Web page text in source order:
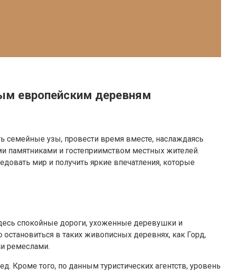
европейским деревням
семейные узы, провести время вместе, наслаждаясь
памятниками и гостеприимством местных жителей.
мир и получить яркие впечатления, которые
спокойные дороги, ухоженные деревушки и
в таких живописных деревнях, как Горд,
ремеслами.
того, по данным туристических агентств, уровень